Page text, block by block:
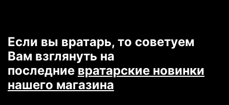
Если вы вратарь, то советуем
Вам взглянуть на
последние вратарские новинки
нашего магазина